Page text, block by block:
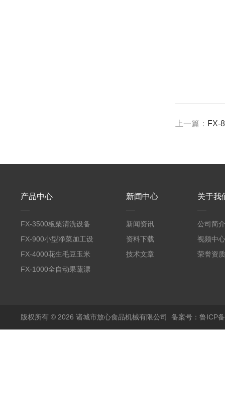
上一篇： FX-
产品中心
FX-3500板栗清洗设备
全自动气泡清洗机
FX-900小型净菜加工设
备野菜清洗机
FX-4000花生毛豆玉米
蒸煮漂烫机
FX-1000全自动果蔬漂
新闻中心
新闻资讯
资料下载
技术文章
关于我
公司简介
视频中心
荣誉资质
版权所有 © 2026 诸城市放心食品机械有限公司 备案号：鲁ICP